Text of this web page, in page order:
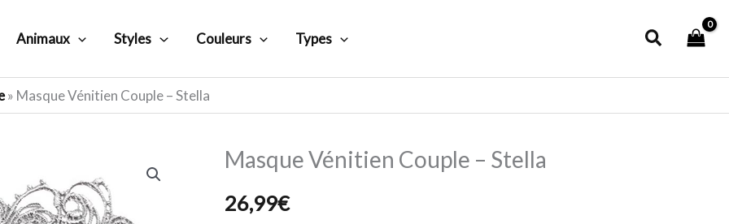
Animaux Styles Couleurs Types
» Masque Vénitien Couple – Stella
Masque Vénitien Couple – Stella
26,99€
quantité
Masque